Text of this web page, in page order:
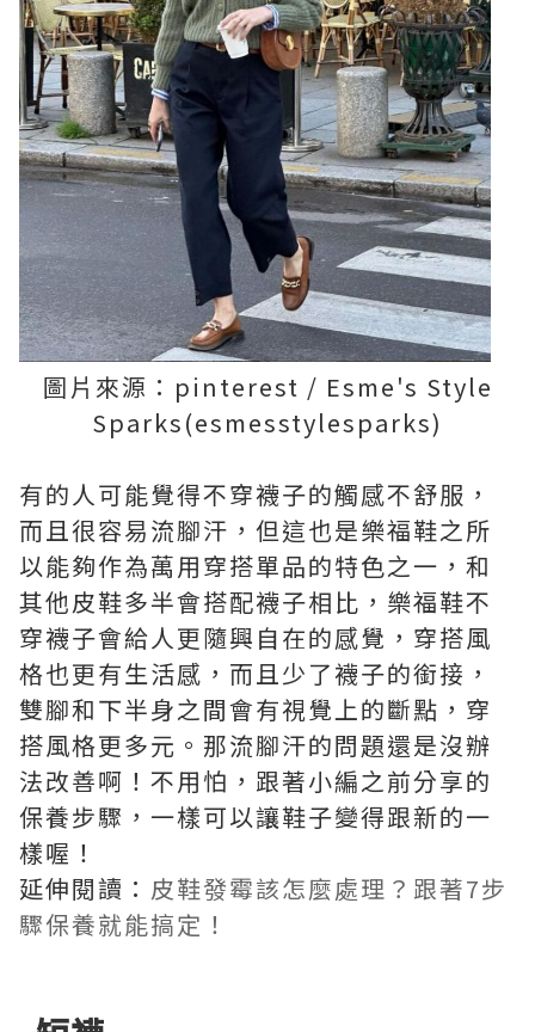
圖片來源：pinterest / Esme's Style
Sparks(esmesstylesparks)
有的人可能覺得不穿襪子的觸感不舒服，
而且很容易流腳汗，但這也是樂福鞋之所
以能夠作為萬用穿搭單品的特色之一，和
其他皮鞋多半會搭配襪子相比，樂福鞋不
穿襪子會給人更隨興自在的感覺，穿搭風
格也更有生活感，而且少了襪子的銜接，
雙腳和下半身之間會有視覺上的斷點，穿
搭風格更多元。那流腳汗的問題還是沒辦
法改善啊！不用怕，跟著小編之前分享的
保養步驟，一樣可以讓鞋子變得跟新的一
樣喔！
延伸閱讀： 皮鞋發霉該怎麼處理？跟著7步
驟保養就能搞定！